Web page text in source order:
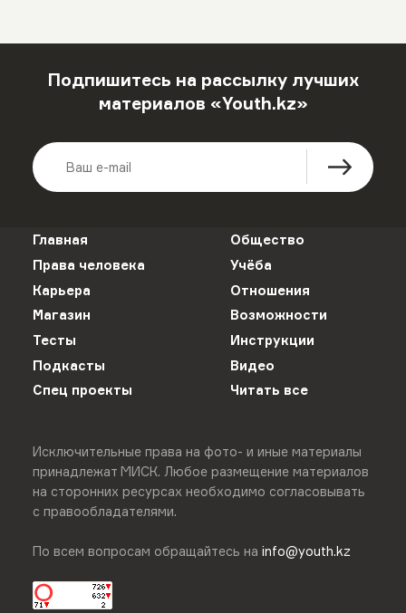
Подпишитесь на рассылку лучших
материалов «Youth.kz»
Главная
Общество
Права человека
Учёба
Карьера
Отношения
Магазин
Возможности
Тесты
Инструкции
Подкасты
Видео
Спец проекты
Читать все
Исключительные права на фото- и иные материалы
принадлежат МИСК. Любое размещение материалов
на сторонних ресурсах необходимо согласовывать
с правообладателями.
По всем вопросам обращайтесь на info@youth.kz